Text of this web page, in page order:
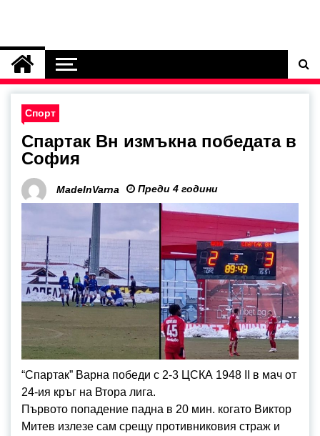
Спорт
Спартак Вн измъкна победата в
София
MadeInVarna Преди 4 години
“Спартак” Варна победи с 2-3 ЦСКА 1948 II в мач от
24-ия кръг на Втора лига.
Първото попадение падна в 20 мин. когато Виктор
Митев излезе сам срещу противниковия страж и